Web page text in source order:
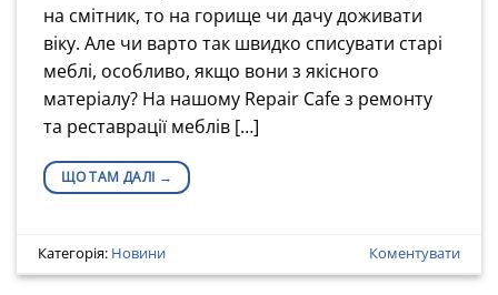
на смітник, то на горище чи дачу доживати
віку. Але чи варто так швидко списувати старі
меблі, особливо, якщо вони з якісного
матеріалу? На нашому Repair Cafe з ремонту
та реставрації меблів […]
ЩО ТАМ ДАЛІ →
Категорія: Новини Коментувати